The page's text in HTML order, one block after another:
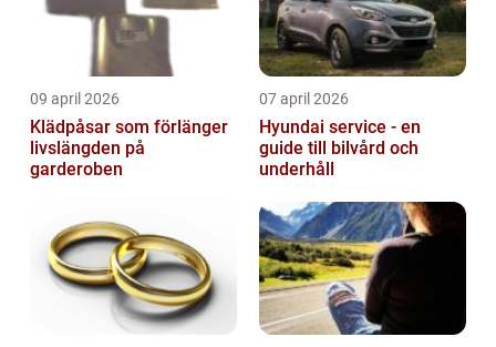
09 april 2026
Klädpåsar som förlänger
livslängden på
garderoben
07 april 2026
Hyundai service - en
guide till bilvård och
underhåll